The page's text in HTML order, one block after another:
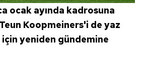
ocak ayında kadrosuna
Koopmeiners'i de yaz
yeniden gündemine